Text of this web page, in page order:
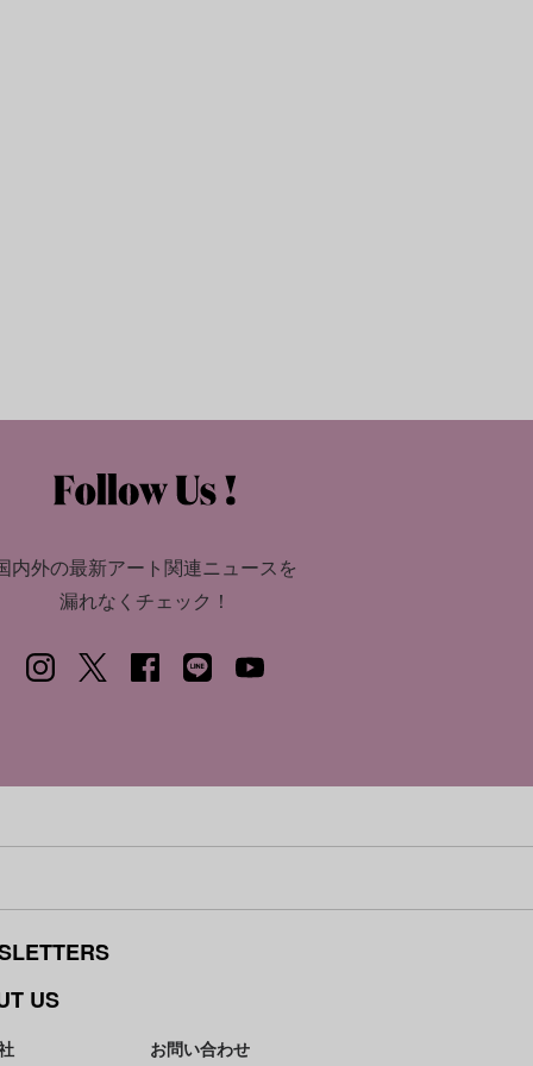
内外の最新アート関連ニュースを
漏れなくチェック！
US
お問い合わせ